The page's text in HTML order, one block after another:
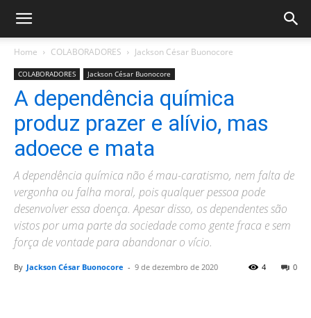
Home COLABORADORES Jackson César Buonocore
COLABORADORES Jackson César Buonocore
A dependência química
produz prazer e alívio, mas
adoece e mata
A dependência química não é mau-caratismo, nem falta de
vergonha ou falha moral, pois qualquer pessoa pode
desenvolver essa doença. Apesar disso, os dependentes são
vistos por uma parte da sociedade como gente fraca e sem
força de vontade para abandonar o vício.
By Jackson César Buonocore - 9 de dezembro de 2020 0
4